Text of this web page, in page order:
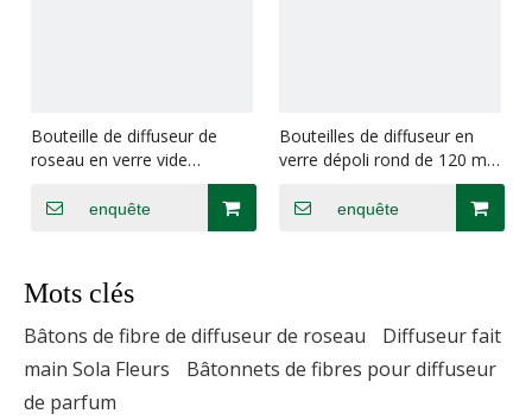
Bouteille de diffuseur de
roseau en verre vide
décoratif transparent jaune
en gros enquête
Bouteilles de diffuseur en
verre dépoli rond de 120 ml
enquête
Mots clés
Bâtons de fibre de diffuseur de roseau
Diffuseur fait
main Sola Fleurs
Bâtonnets de fibres pour diffuseur
de parfum